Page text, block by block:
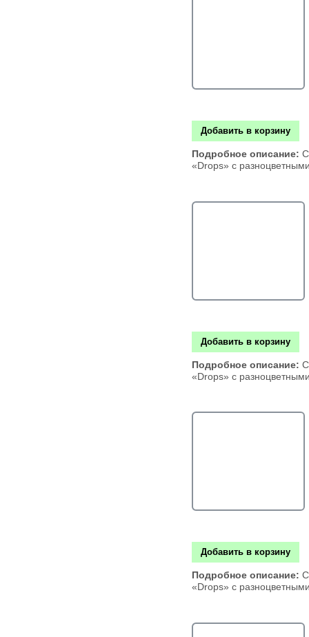
Добавить в корзину
Подробное описание:
«Drops» с
Добавить в корзину
Подробное описание:
«Drops» с
Добавить в корзину
Подробное описание:
«Drops» с